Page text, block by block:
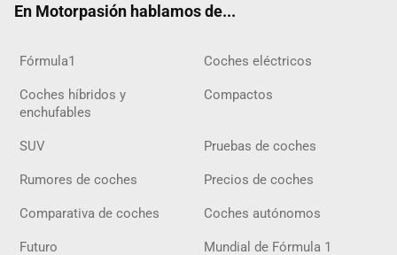
En Motorpasión hablamos de...
Fórmula1 Coches eléctricos
Coches híbridos y
enchufables
Compactos
SUV Pruebas de coches
Rumores de coches Precios de coches
Comparativa de coches Coches autónomos
Futuro Mundial de Fórmula 1